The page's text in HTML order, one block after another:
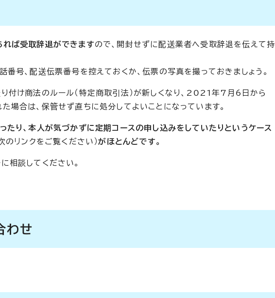
れば受取辞退ができますので、開封せずに配送業者へ受取辞退を伝えて持
番号、配送伝票番号を控えておくか、伝票の写真を撮っておきましょう。
付け商法のルール（特定商取引法）が新しくなり、2021年7月6日から
場合は、保管せず直ちに処分してよいことになっています。
たり、本人が気づかずに定期コースの申し込みをしていたりというケース
のリンクをご覧ください）がほとんどです。
相談してください。
わせ